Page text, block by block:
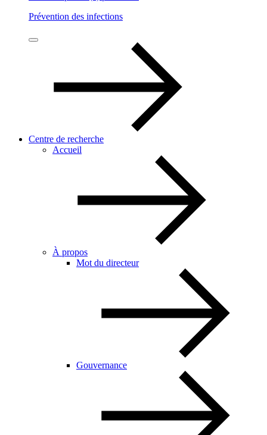
Prévention des infections
Centre de recherche
Accueil
À propos
Mot du directeur
Gouvernance